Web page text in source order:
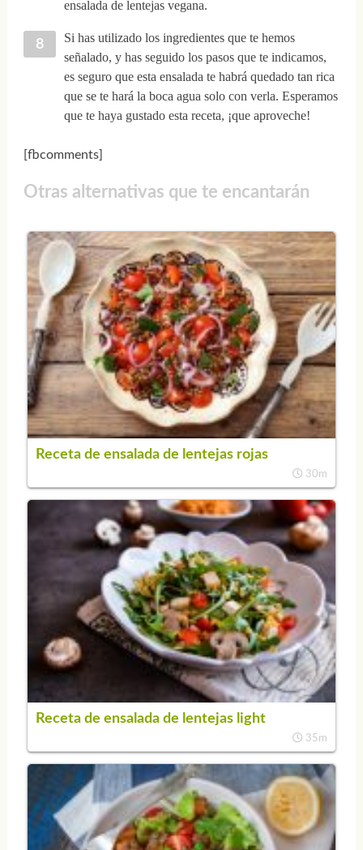
ensalada de lentejas vegana.
Si has utilizado los ingredientes que te hemos
señalado, y has seguido los pasos que te indicamos,
es seguro que esta ensalada te habrá quedado tan rica
que se te hará la boca agua solo con verla. Esperamos
que te haya gustado esta receta, ¡que aproveche!
[fbcomments]
Otras alternativas que te encantarán
Receta de ensalada de lentejas rojas
30m
Receta de ensalada de lentejas light
35m